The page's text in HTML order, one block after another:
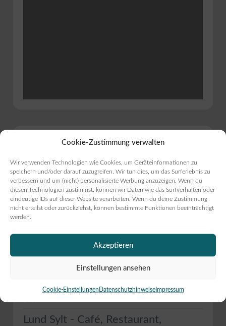
Cookie-Zustimmung verwalten
Wir verwenden Technologien wie Cookies, um Geräteinformationen zu
speichern und/oder darauf zuzugreifen. Wir tun dies, um das Surferlebnis zu
verbessern und um (nicht) personalisierte Werbung anzuzeigen. Wenn du
diesen Technologien zustimmst, können wir Daten wie das Surfverhalten oder
eindeutige IDs auf dieser Website verarbeiten. Wenn du deine Zustimmung
nicht erteilst oder zurückziehst, können bestimmte Funktionen beeinträchtigt
werden.
Akzeptieren
Einstellungen ansehen
Cookie-Einstellungen DatenschutzhinweiseImpressum
Bist du Inhaber?
Lund Sylt - Café, Restaurant,
Bäckerei, Konditorei
Beitrag melden
Mehr Informationen
Lund Sylt - Café, Restaurant,